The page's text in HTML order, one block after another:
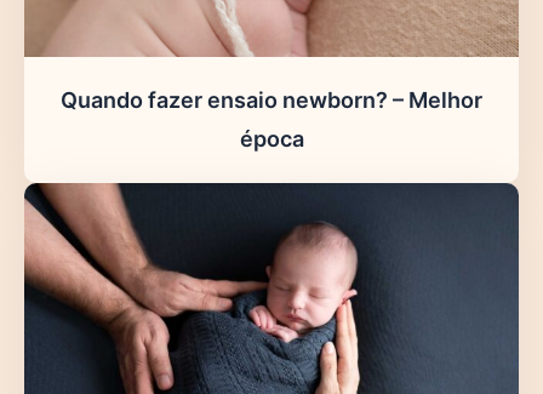
Quando fazer ensaio newborn? – Melhor
época